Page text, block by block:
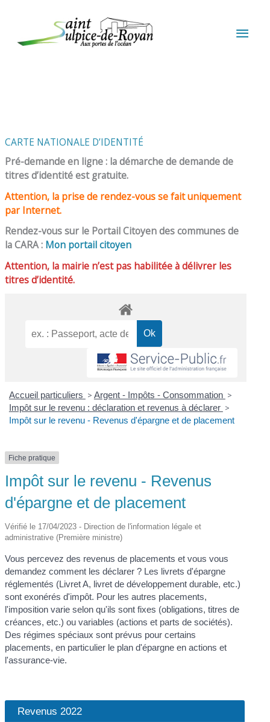
CARTE NATIONALE D’IDENTITÉ
Pré-demande en ligne : la démarche de demande de
titres d’identité est gratuite.
Attention, la prise de rendez-vous se fait uniquement
par Internet.
Rendez-vous sur le Portail Citoyen des communes de
la CARA : Mon portail citoyen
Attention, la mairie n’est pas habilitée à délivrer les
titres d’identité.
Accueil particuliers > Argent - Impôts - Consommation >
Impôt sur le revenu : déclaration et revenus à déclarer >
Impôt sur le revenu - Revenus d'épargne et de placement
Fiche pratique
Impôt sur le revenu - Revenus
d'épargne et de placement
Vérifié le 17/04/2023 - Direction de l'information légale et
administrative (Première ministre)
Vous percevez des revenus de placements et vous vous
demandez comment les déclarer ? Les livrets d'épargne
réglementés (Livret A, livret de développement durable, etc.)
sont exonérés d'impôt. Pour les autres placements,
l'imposition varie selon qu'ils sont fixes (obligations, titres de
créances, etc.) ou variables (actions et parts de sociétés).
Des régimes spéciaux sont prévus pour certains
placements, en particulier le plan d'épargne en actions et
l'assurance-vie.
Revenus 2022